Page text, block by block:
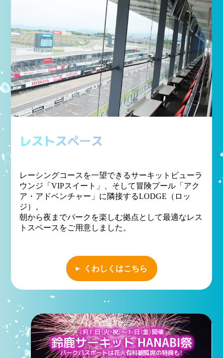
レストスペース
レーシングコースを一望できるサーキットビューラ
ウンジ「VIPスイート」、 そして冒険プール「アク
ア・アドベンチャー」に隣接するLODGE（ロッ
ジ）。
朝から夜までパークを楽しむ拠点として最適なレス
トスペースをご用意しました。
くわしくはこちら
8月11日（火・祝）〜14日（金）開催
鈴鹿サーキット HANABI祭
パークパスポートは花火有料観覧席の特典も！